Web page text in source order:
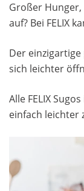
Großer
auf? Bei FELIX
Der
sich leichter
Alle FELIX
einfach leichter